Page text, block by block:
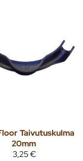
Taivutuskulma
20mm
3,25 €